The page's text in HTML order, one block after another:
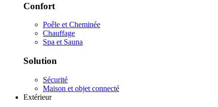
Confort
Poêle et Cheminée
Chauffage
Spa et Sauna
Solution
Sécurité
Maison et objet connecté
Extérieur